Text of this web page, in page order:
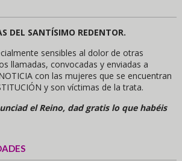
DEL SANTÍSIMO REDENTOR.
sensibles al dolor de otras
llamadas, convocadas y enviadas a
con las mujeres que se encuentran
y son víctimas de la trata.
el Reino, dad gratis lo que habéis